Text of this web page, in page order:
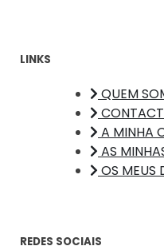
LINKS
QUEM
A MINHA
AS
OS MEUS
REDES SOCIAIS